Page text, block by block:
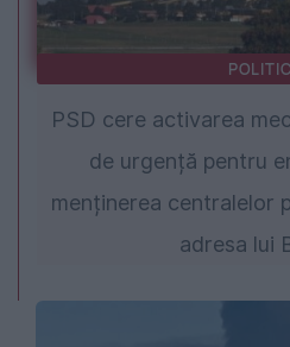
PSD cere activarea
de urgență pentru
menținerea centralelor
adresa lui